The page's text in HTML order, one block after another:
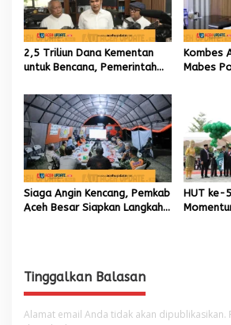
2,5 Triliun Dana Kementan
untuk Bencana, Pemerintah
Kombes
Mabes
Aceh
Siaga Angin Kencang, Pemkab
Aceh Besar Siapkan Langkah
HUT ke-
Tinggalkan Balasan
Alamat email Anda tidak akan dipublikasikan.